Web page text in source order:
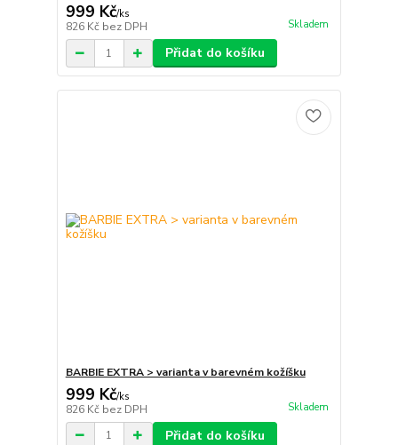
999 Kč/ks
826 Kč bez DPH Skladem
Přidat do košíku
BARBIE EXTRA > varianta v barevném kožíšku
999 Kč/ks
826 Kč bez DPH Skladem
Přidat do košíku